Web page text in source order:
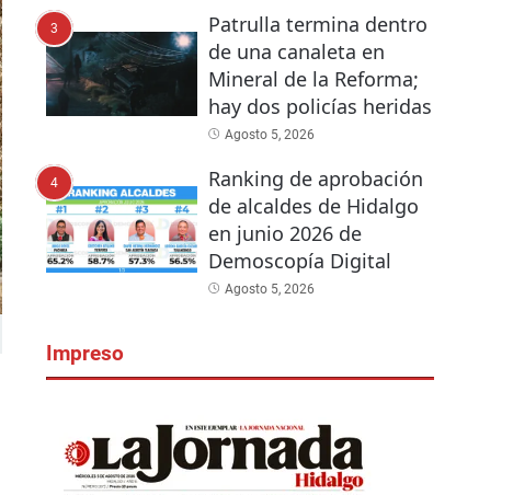
3
Patrulla termina dentro
de una canaleta en
Mineral de la Reforma;
hay dos policías heridas
Agosto 5, 2026
4
Ranking de aprobación
de alcaldes de Hidalgo
en junio 2026 de
Demoscopía Digital
Agosto 5, 2026
Impreso